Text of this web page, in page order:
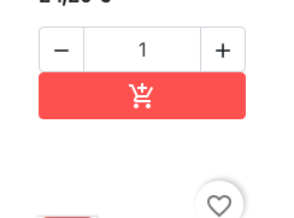
 

favorite_border